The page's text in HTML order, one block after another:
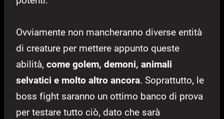
Ovviamente non mancheranno diverse entità
di creature per mettere appunto queste
abilità, come golem, demoni, animali
selvatici e molto altro ancora. Soprattutto, le
boss fight saranno un ottimo banco di prova
per testare tutto ciò, dato che sarà